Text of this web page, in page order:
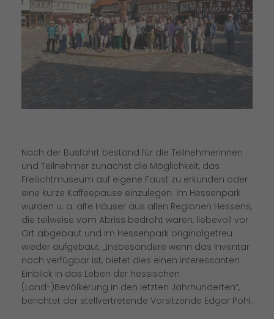
Nach der Busfahrt bestand für die Teilnehmerinnen
und Teilnehmer zunächst die Möglichkeit, das
Freilichtmuseum auf eigene Faust zu erkunden oder
eine kurze Kaffeepause einzulegen. Im Hessenpark
wurden u. a. alte Häuser aus allen Regionen Hessens,
die teilweise vom Abriss bedroht waren, liebevoll vor
Ort abgebaut und im Hessenpark originalgetreu
wieder aufgebaut. „Insbesondere wenn das Inventar
noch verfügbar ist, bietet dies einen interessanten
Einblick in das Leben der hessischen
(Land-)Bevölkerung in den letzten Jahrhunderten“,
berichtet der stellvertretende Vorsitzende Edgar Pohl.